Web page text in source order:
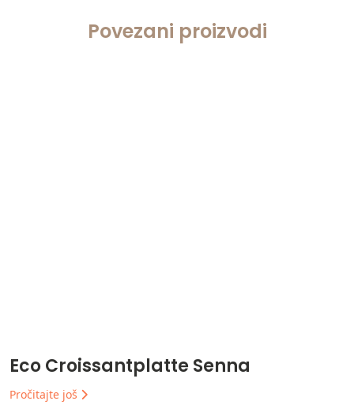
Povezani proizvodi
Eco Croissantplatte Senna
Pročitajte još